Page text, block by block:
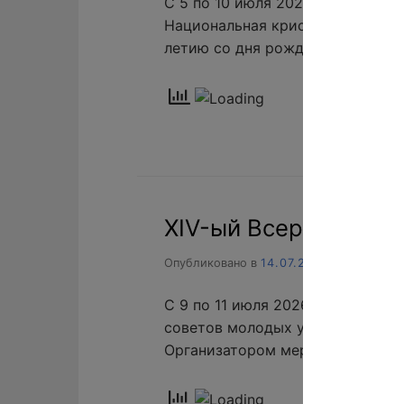
Национальная
летию со дня рождения Ю.Т.
XIV-ый
Опубликовано в 14.07.2026
С 9 по 11 июля 2026 года в
советов молодых ученых и
Организатором мероприятия